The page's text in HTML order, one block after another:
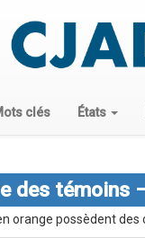
clés États
des témoins
orange possèdent